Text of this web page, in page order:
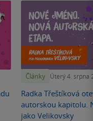
Články Úterý 4. srpna
Radka Třeštíková
autorskou kapitolu.
jako Velikovsky